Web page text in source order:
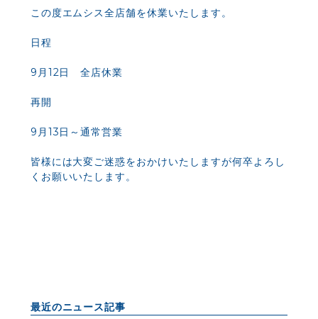
この度エムシス全店舗を休業いたします。
日程
9月12日 全店休業
再開
9月13日～通常営業
皆様には大変ご迷惑をおかけいたしますが何卒よろし
くお願いいたします。
最近のニュース記事